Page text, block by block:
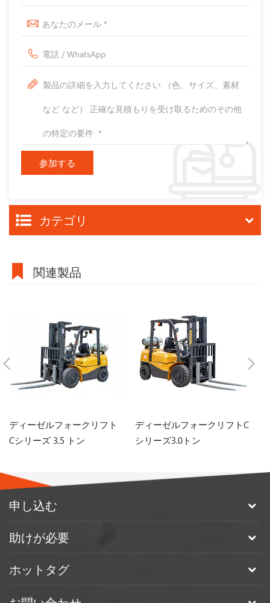
カテゴリ
関連製品
ディーゼルフォークリフト
Cシリーズ 3.5 トン
ディーゼルフォークリフトC
シリーズ3.0トン
申し込む
助けが必要
ホットタグ